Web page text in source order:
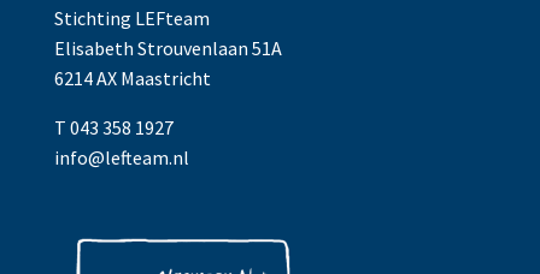
Stichting LEFteam
Elisabeth Strouvenlaan 51A
6214 AX Maastricht
T 043 358 1927
info@lefteam.nl